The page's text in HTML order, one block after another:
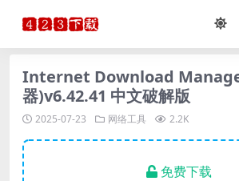
Internet Download
器)v6.42.41 中文破解版
2025-07-23 网络工具 2.2K
免费下载